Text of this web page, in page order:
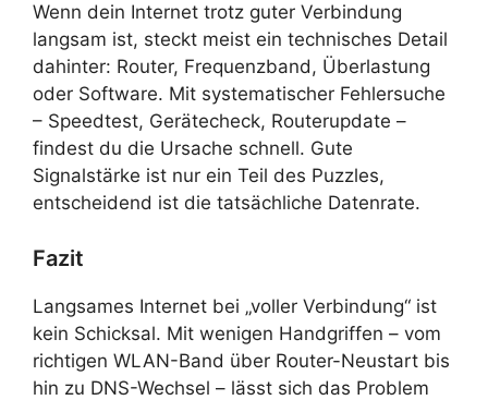
Wenn dein Internet trotz guter Verbindung
langsam ist, steckt meist ein technisches Detail
dahinter: Router, Frequenzband, Überlastung
oder Software. Mit systematischer Fehlersuche
– Speedtest, Gerätecheck, Routerupdate –
findest du die Ursache schnell. Gute
Signalstärke ist nur ein Teil des Puzzles,
entscheidend ist die tatsächliche Datenrate.
Fazit
Langsames Internet bei „voller Verbindung“ ist
kein Schicksal. Mit wenigen Handgriffen – vom
richtigen WLAN-Band über Router-Neustart bis
hin zu DNS-Wechsel – lässt sich das Problem